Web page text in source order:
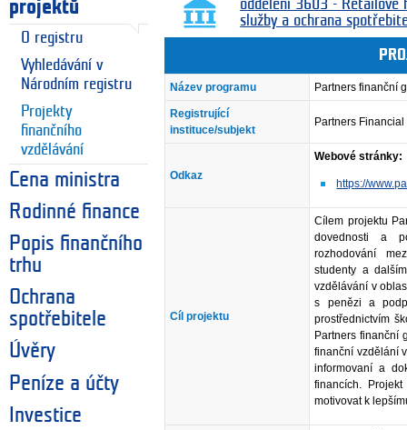
projektů
O registru
Vyhledávání v
Národním registru
Projekty
finančního
vzdělávání
Cena ministra
Rodinné finance
Popis finančního
trhu
Ochrana
spotřebitele
Úvěry
Peníze a účty
Investice
oddělení 3603 - Retailové
služby a ochrana
Název programu Partners finanční
Registrující
instituce/subjekt
Partners
Odkaz
Webové stránky:
https://
Cíl projektu
Cílem projektu
dovednosti a
rozhodování
studenty a
vzdělávání v
s penězi a
prostřednictvím
Partners finanční
finanční vzdělání
informovaní a
financích.
motivovat k